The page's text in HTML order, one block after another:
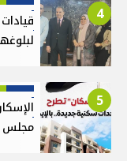
4
5
مجلس